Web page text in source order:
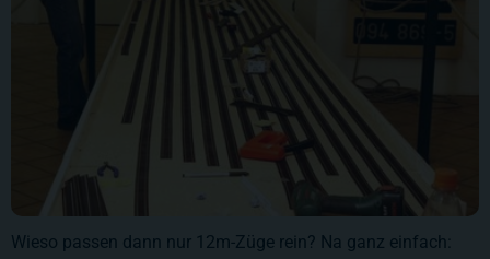
Wieso passen dann nur 12m-Züge rein? Na ganz einfach: